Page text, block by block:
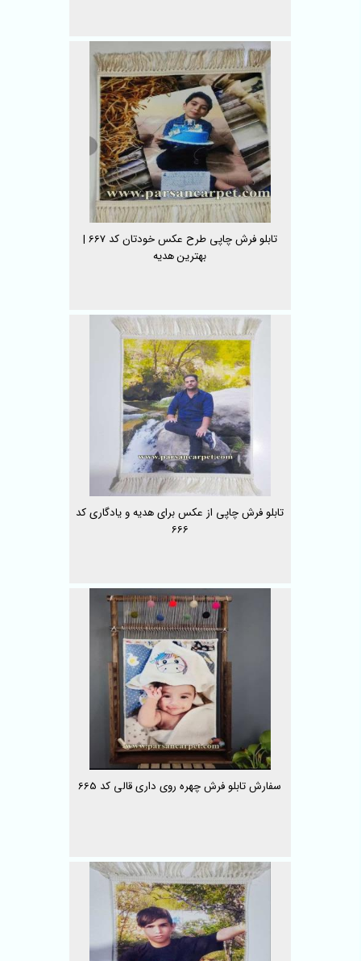
تابلو فرش چاپی طرح عکس خودتان کد 667 |
بهترین هدیه
تابلو فرش چاپی از عکس برای هدیه و یادگاری کد
666
سفارش تابلو فرش چهره روی داری قالی کد 665